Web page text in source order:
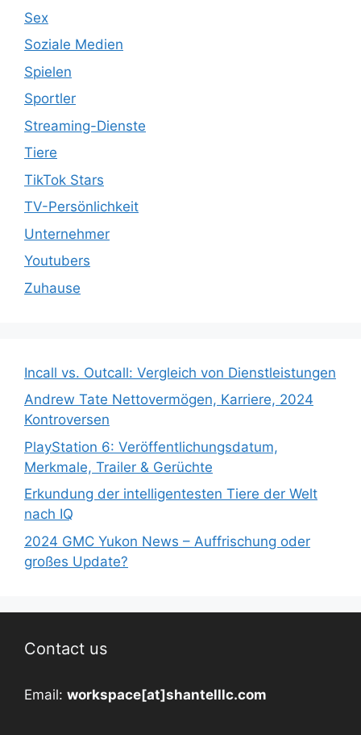
Sex
Soziale Medien
Spielen
Sportler
Streaming-Dienste
Tiere
TikTok Stars
TV-Persönlichkeit
Unternehmer
Youtubers
Zuhause
Incall vs. Outcall: Vergleich von Dienstleistungen
Andrew Tate Nettovermögen, Karriere, 2024
Kontroversen
PlayStation 6: Veröffentlichungsdatum,
Merkmale, Trailer & Gerüchte
Erkundung der intelligentesten Tiere der Welt
nach IQ
2024 GMC Yukon News – Auffrischung oder
großes Update?
Contact us
Email: workspace[at]shantelllc.com